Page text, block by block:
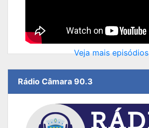
Veja mais episódios
Rádio Câmara 90.3